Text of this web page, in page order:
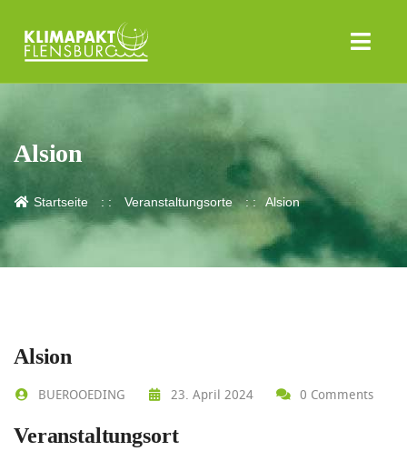
Alsion
Startseite Veranstaltungsorte Alsion
Alsion
BUEROOEDING 23. April 2024 0 Comments
Veranstaltungsort